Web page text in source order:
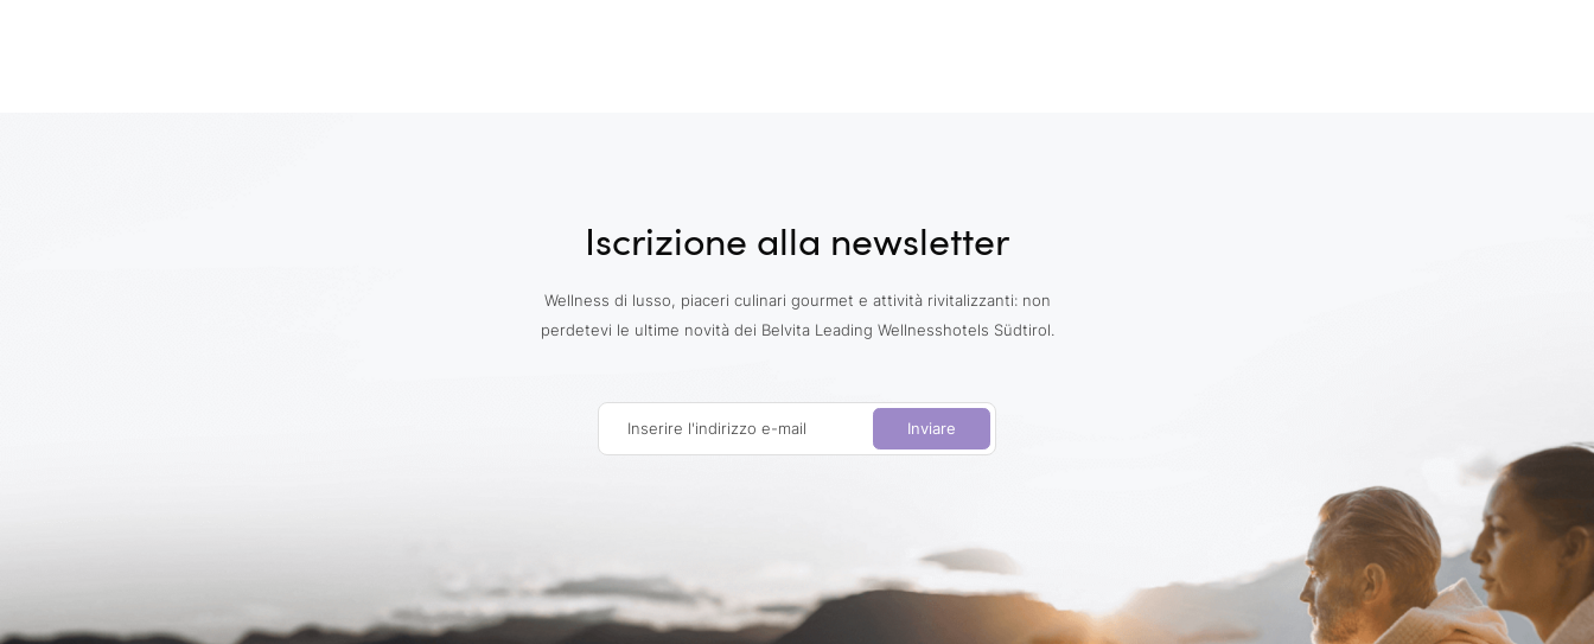
Iscrizione alla newsletter
Wellness di lusso, piaceri culinari gourmet e attività rivitalizzanti: non
perdetevi le ultime novità dei Belvita Leading Wellnesshotels Südtirol.
Inserire l'indirizzo e-mail Inviare